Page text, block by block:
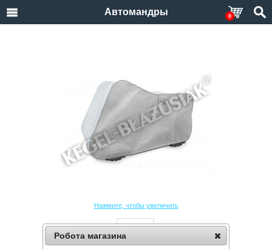
Автомандры 0
Нажмите, чтобы увеличить
Робота магазина